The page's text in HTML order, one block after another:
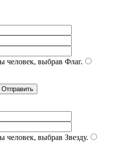
человек, выбрав Флаг.
человек, выбрав Звезду.